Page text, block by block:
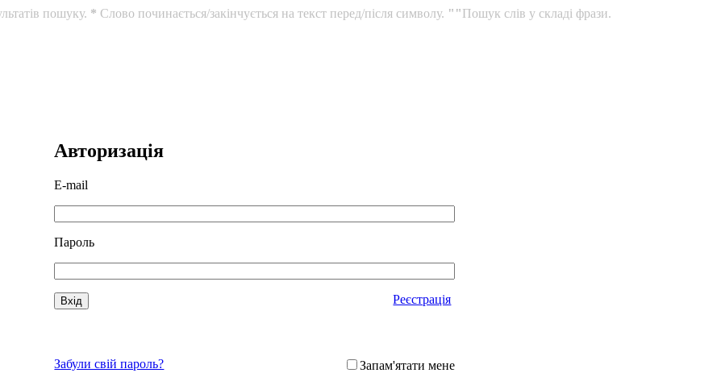
пошуку. * Слово починається/закінчується на текст перед/після символу. ""Пошук слів у складі фрази.
Авторизація
E-mail
Пароль
Реєстрація
Забули свій пароль? Запам'ятати мене